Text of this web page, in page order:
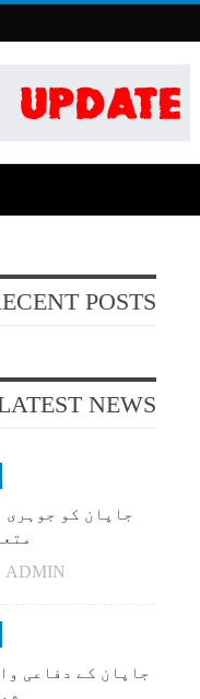
POSTS
NEWS
جاپان کو جوہری
ADMIN
جاپان کے دفاعی